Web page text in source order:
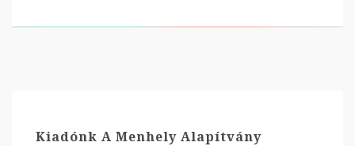
Kiadónk A Menhely Alapítvány